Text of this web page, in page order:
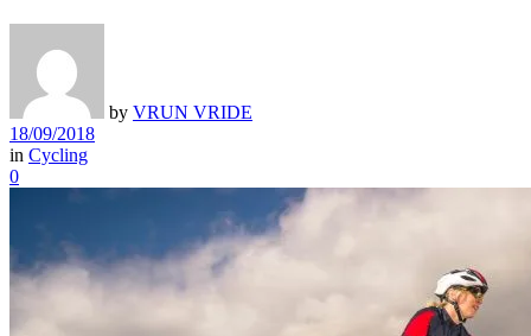
by VRUN VRIDE
18/09/2018
in Cycling
0